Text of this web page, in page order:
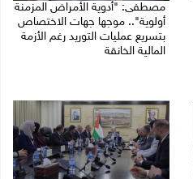
مصطفى: "أدوية الأمراض المزمنة
أولوية".. موجها جهات الاختصاص
بتسريع عمليات التوريد رغم الأزمة
المالية الخانقة